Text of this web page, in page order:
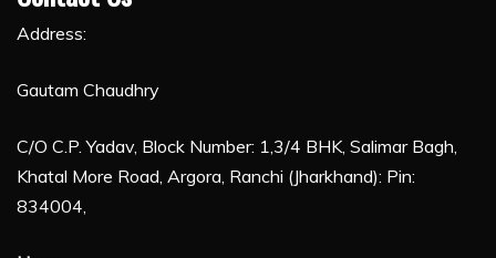
Address:
Gautam Chaudhry
C/O C.P. Yadav, Block Number: 1,3/4 BHK, Salimar Bagh,
Khatal More Road, Argora, Ranchi (Jharkhand): Pin:
834004,